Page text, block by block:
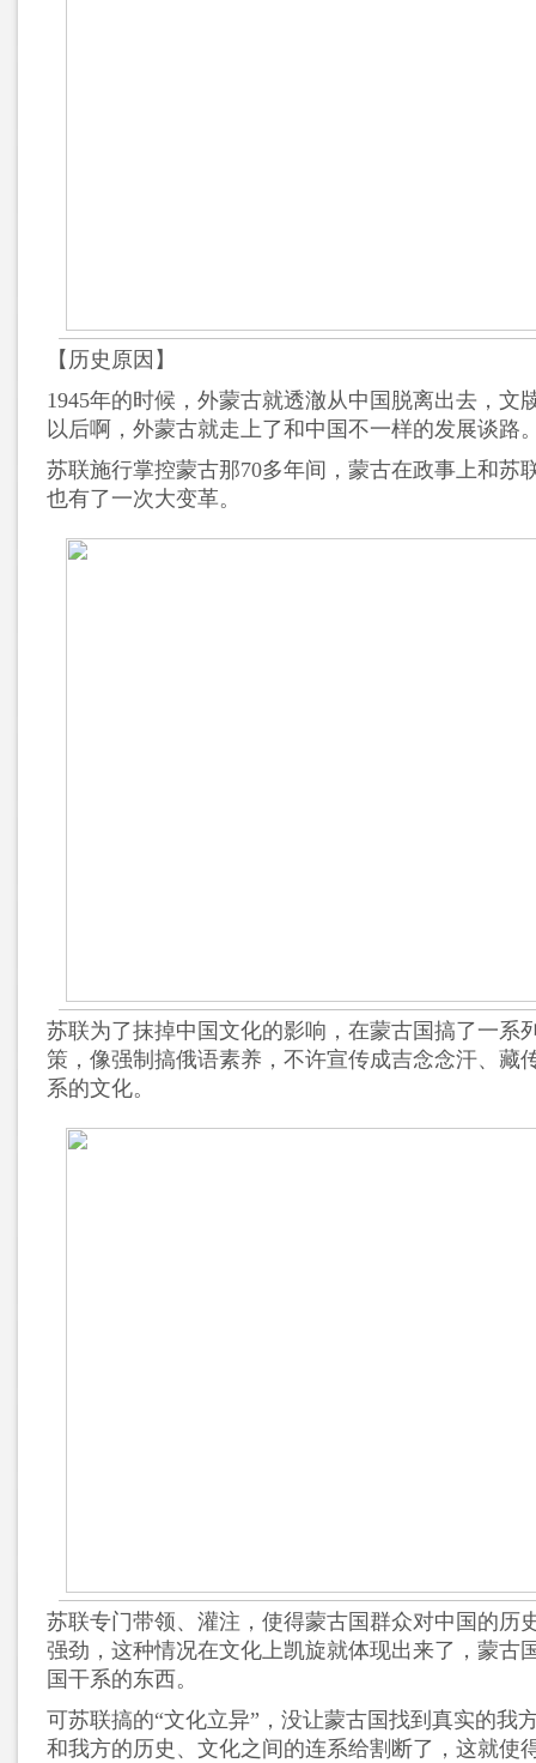
【历史原因】
1945年的时候，外蒙古就透澈从中国脱离出去，文
以后啊，外蒙古就走上了和中国不一样的发展谈路
苏联施行掌控蒙古那70多年间，蒙古在政事上和苏
也有了一次大变革。
苏联为了抹掉中国文化的影响，在蒙古国搞了一系
策，像强制搞俄语素养，不许宣传成吉念念汗、藏
系的文化。
苏联专门带领、灌注，使得蒙古国群众对中国的历
强劲，这种情况在文化上凯旋就体现出来了，蒙古
国干系的东西。
可苏联搞的“文化立异”，没让蒙古国找到真实的我
和我方的历史、文化之间的连系给割断了，这就使